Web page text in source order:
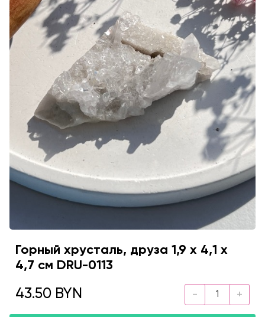
Горный хрусталь, друза 1,9 х 4,1 х
4,7 см DRU-0113
43.50 BYN